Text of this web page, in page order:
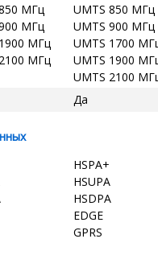
МГц
МГц
МГц
МГц
UMTS 850 МГц
UMTS 900 МГц
UMTS 1700
UMTS 1900
UMTS 2100
Да
HSPA+
HSUPA
HSDPA
EDGE
GPRS